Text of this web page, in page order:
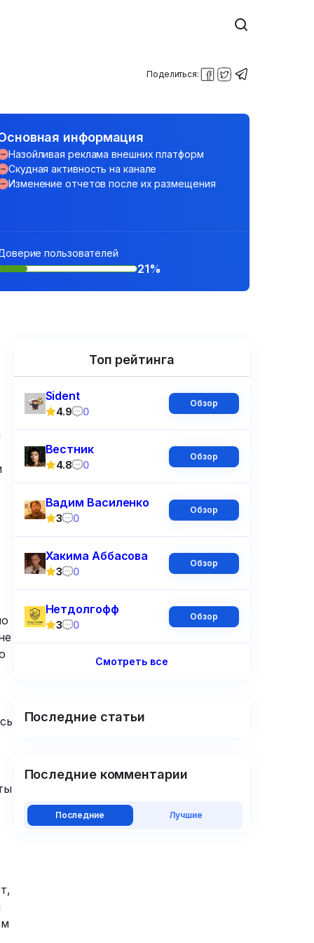
Поделиться:
информация
Назойливая реклама внешних платформ
Скудная активность на канале
Изменение отчетов после их размещения
пользователей
21%
Топ рейтинга
Sident
4.9 0
Обзор
Вестник
4.8 0
Обзор
Вадим Василенко
3 0
Обзор
Хакима Аббасова
3 0
Обзор
Нетдолгофф
3 0
Обзор
Смотреть все
Последние статьи
Последние комментарии
Последние Лучшие